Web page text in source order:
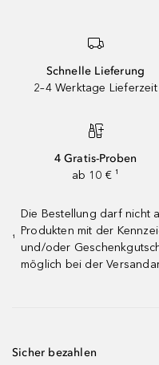
Schnelle Lieferung
2–4 Werktage Lieferzeit
4 Gratis-Proben
ab 10 € ¹
¹
Die Bestellung darf nicht
Produkten mit der
und/oder
möglich bei der
Sicher bezahlen